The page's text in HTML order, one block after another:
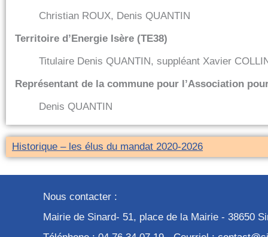
Christian ROUX, Denis QUANTIN
Territoire d’Energie Isère (TE38)
Titulaire Denis QUANTIN, suppléant Xavier
Représentant de la commune pour l’Association
Denis QUANTIN
Historique – les élus du mandat 2020-2026
Nous contacter :
Mairie de Sinard- 51, place de la Mairie - 38650